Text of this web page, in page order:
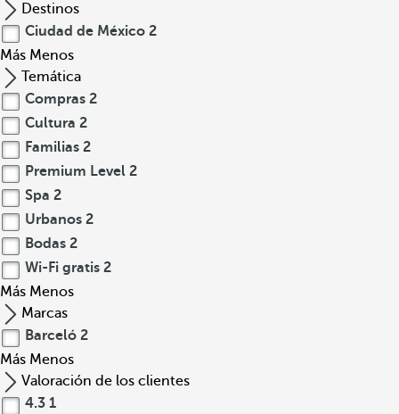
Destinos
Ciudad de México 2
Más Menos
Temática
Compras 2
Cultura 2
Familias 2
Premium Level 2
Spa 2
Urbanos 2
Bodas 2
Wi-Fi gratis 2
Más Menos
Marcas
Barceló 2
Más Menos
Valoración de los clientes
4.3 1